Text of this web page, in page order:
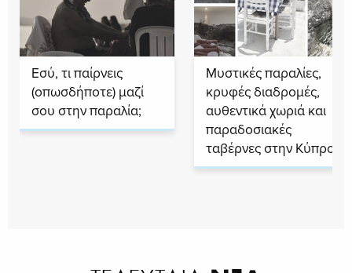
Εσύ, τι παίρνεις
(οπωσδήποτε) μαζί
σου στην παραλία;
Μυστικές παραλίες,
κρυφές διαδρομές,
αυθεντικά χωριά και
παραδοσιακές
ταβέρνες στην Κύπρο